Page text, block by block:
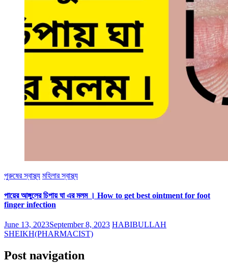
পুরুষের স্বাস্থ্য মহিলার স্বাস্থ্য
পায়ের আঙ্গুলের চিপায় ঘা এর মলম । How to get best ointment for foot
finger infection
June 13, 2023September 8, 2023 HABIBULLAH
SHEIKH(PHARMACIST)
Post navigation